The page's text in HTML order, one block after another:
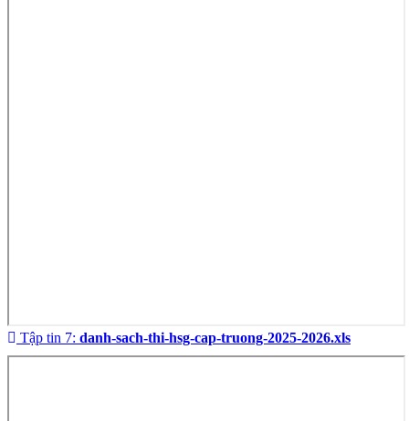
Tập tin 7: danh-sach-thi-hsg-cap-truong-2025-2026.xls